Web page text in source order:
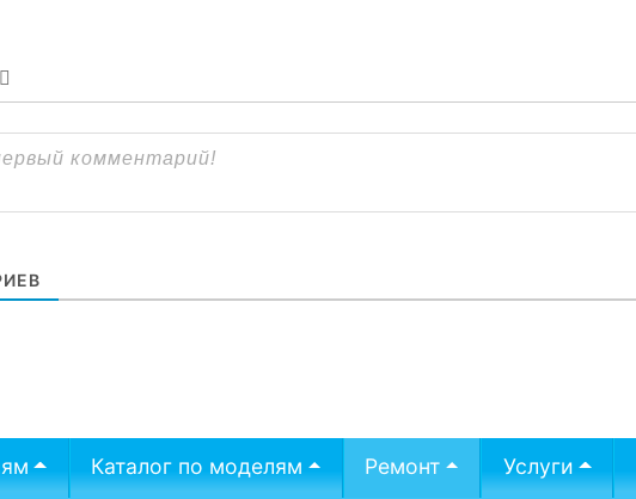
Каталог по моделям Ремонт Услуги